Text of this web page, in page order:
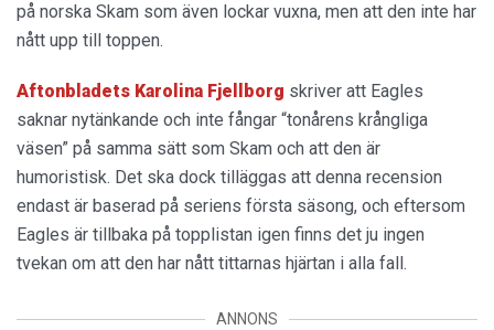
på norska Skam som även lockar vuxna, men att den inte har
nått upp till toppen.
Aftonbladets Karolina Fjellborg skriver att Eagles
saknar nytänkande och inte fångar “tonårens krångliga
väsen” på samma sätt som Skam och att den är
humoristisk. Det ska dock tilläggas att denna recension
endast är baserad på seriens första säsong, och eftersom
Eagles är tillbaka på topplistan igen finns det ju ingen
tvekan om att den har nått tittarnas hjärtan i alla fall.
ANNONS